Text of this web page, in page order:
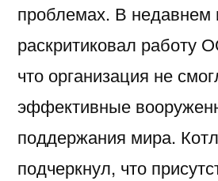
проблемах. В недавнем
раскритиковал работу
что организация не
эффективные
поддержания мира.
подчеркнул, что